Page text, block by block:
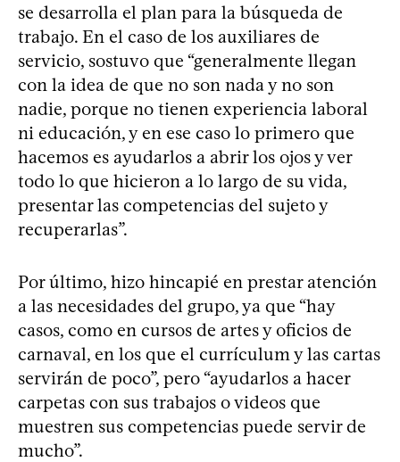
se desarrolla el plan para la búsqueda de
trabajo. En el caso de los auxiliares de
servicio, sostuvo que “generalmente llegan
con la idea de que no son nada y no son
nadie, porque no tienen experiencia laboral
ni educación, y en ese caso lo primero que
hacemos es ayudarlos a abrir los ojos y ver
todo lo que hicieron a lo largo de su vida,
presentar las competencias del sujeto y
recuperarlas”.
Por último, hizo hincapié en prestar atención
a las necesidades del grupo, ya que “hay
casos, como en cursos de artes y oficios de
carnaval, en los que el currículum y las cartas
servirán de poco”, pero “ayudarlos a hacer
carpetas con sus trabajos o videos que
muestren sus competencias puede servir de
mucho”.